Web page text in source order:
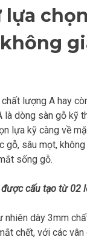
lựa
lượng A hay
là dòng sàn gỗ kỹ
lựa kỹ càng về
gỗ, sâu mọt,
sống gỗ.
cấu tạo từ 02
nhiên dày 3mm
chết, với các